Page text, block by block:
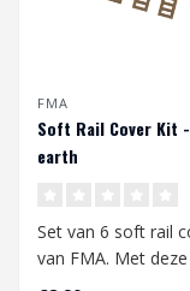
FMA
Soft Rail Cover Kit
earth
Set van 6 soft rail
van FMA. Met
covers kan je jou